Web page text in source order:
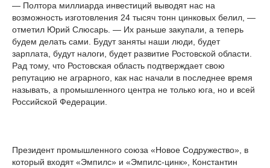
— Полтора миллиарда инвестиций выводят нас на
возможность изготовления 24 тысяч тонн цинковых белил, —
отметил Юрий Слюсарь. — Их раньше закупали, а теперь
будем делать сами. Будут заняты наши люди, будет
зарплата, будут налоги, будет развитие Ростовской области.
Рад тому, что Ростовская область подтверждает свою
репутацию не аграрного, как нас начали в последнее время
называть, а промышленного центра не только юга, но и всей
Российской Федерации.
Президент промышленного союза «Новое Содружество», в
который входят «Эмпилс» и «Эмпилс-цинк», Константин